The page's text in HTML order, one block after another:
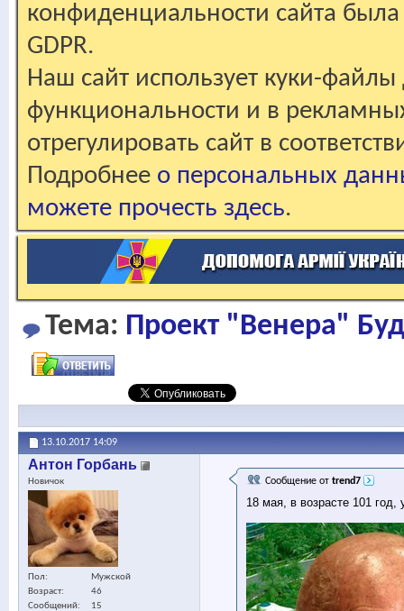
конфиденциальности сайта
GDPR.
Наш сайт использует куки-файлы
функциональности и в
отрегулировать сайт в
Подробнее о персональных
можете прочесть здесь.
Тема: Проект "Венера"
13.10.2017 14:09
Антон Горбань
Новичок
Пол
Мужской
Возраст
46
Сообщений
15
Сообщение от trend7
18 мая, в возрасте 101